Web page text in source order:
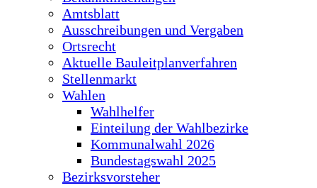
Amtsblatt
Ausschreibungen und Vergaben
Ortsrecht
Aktuelle Bauleitplanverfahren
Stellenmarkt
Wahlen
Wahlhelfer
Einteilung der Wahlbezirke
Kommunalwahl 2026
Bundestagswahl 2025
Bezirksvorsteher